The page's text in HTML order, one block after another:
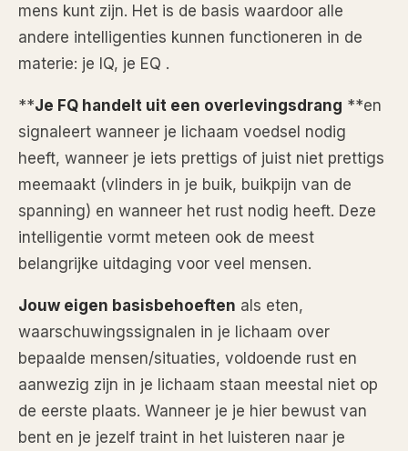
mens kunt zijn. Het is de basis waardoor alle
andere intelligenties kunnen functioneren in de
materie: je IQ, je EQ .
**Je FQ handelt uit een overlevingsdrang **en
signaleert wanneer je lichaam voedsel nodig
heeft, wanneer je iets prettigs of juist niet prettigs
meemaakt (vlinders in je buik, buikpijn van de
spanning) en wanneer het rust nodig heeft. Deze
intelligentie vormt meteen ook de meest
belangrijke uitdaging voor veel mensen.
Jouw eigen basisbehoeften als eten,
waarschuwingssignalen in je lichaam over
bepaalde mensen/situaties, voldoende rust en
aanwezig zijn in je lichaam staan meestal niet op
de eerste plaats. Wanneer je je hier bewust van
bent en je jezelf traint in het luisteren naar je